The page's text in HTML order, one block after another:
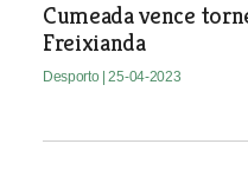
Cumeada vence
Freixianda
Desporto | 25-04-2023